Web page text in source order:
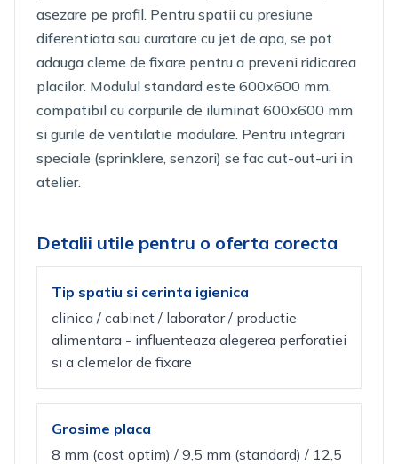
asezare pe profil. Pentru spatii cu presiune
diferentiata sau curatare cu jet de apa, se pot
adauga cleme de fixare pentru a preveni ridicarea
placilor. Modulul standard este 600x600 mm,
compatibil cu corpurile de iluminat 600x600 mm
si gurile de ventilatie modulare. Pentru integrari
speciale (sprinklere, senzori) se fac cut-out-uri in
atelier.
Detalii utile pentru o oferta corecta
Tip spatiu si cerinta igienica
clinica / cabinet / laborator / productie
alimentara - influenteaza alegerea perforatiei
si a clemelor de fixare
Grosime placa
8 mm (cost optim) / 9,5 mm (standard) / 12,5